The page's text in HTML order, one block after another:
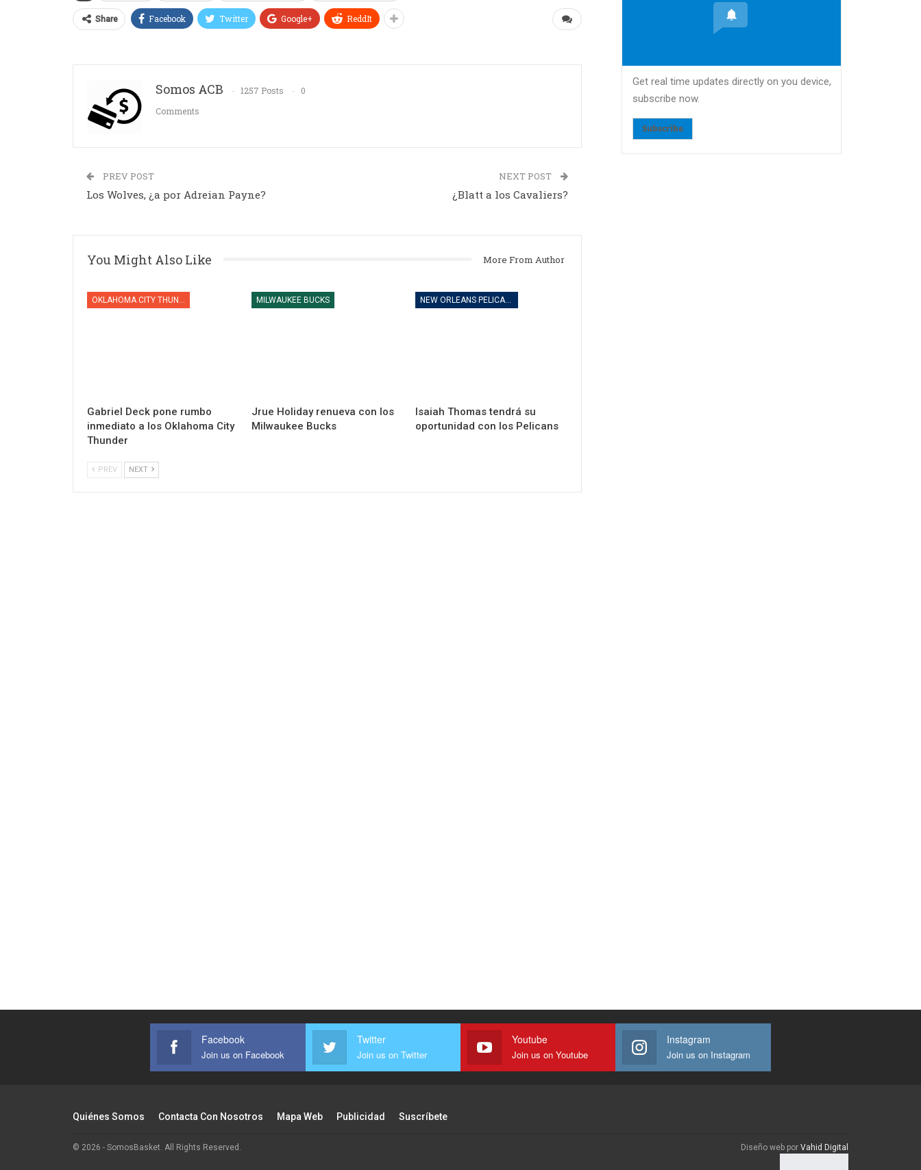
Share Facebook Twitter Google+ ReddIt
Somos ACB 1257 Posts
0
Comments
PREV POST
Los Wolves, ¿a por Adreian Payne?
NEXT POST
¿Blatt a los Cavaliers?
You Might Also Like More From Author
Gabriel Deck pone rumbo
inmediato a los Oklahoma City
Thunder
MILWAUKEE BUCKS
Jrue Holiday renueva con los
Milwaukee Bucks
Isaiah Thomas tendrá su
oportunidad con los Pelicans
PREV NEXT
Get real time updates directly on you device,
subscribe now.
Subscribe
Facebook
Join us on Facebook
Twitter
Join us on Twitter
Youtube
Join us on Youtube
Instagram
Join us on Instagram
Quiénes Somos Contacta Con Nosotros Mapa Web Publicidad Suscríbete
© 2026 - SomosBasket. All Rights Reserved. Diseño web por Vahid Digital